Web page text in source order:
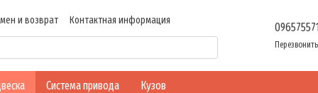
и возврат
Контактная информация
Система привода Кузов